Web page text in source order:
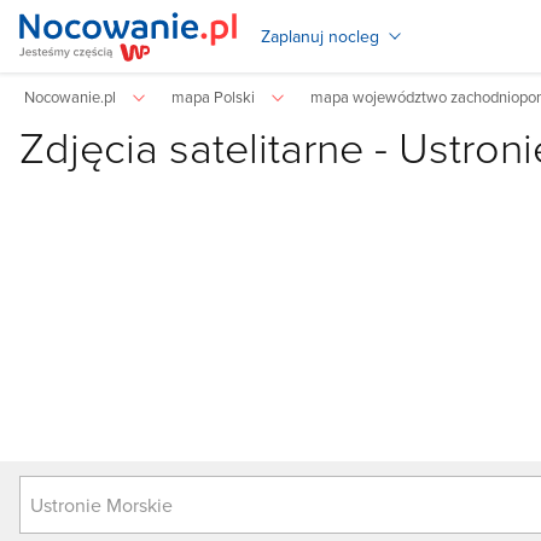
Zaplanuj nocleg
Nocowanie.pl mapa Polski mapa województwo
Zdjęcia satelitarne -